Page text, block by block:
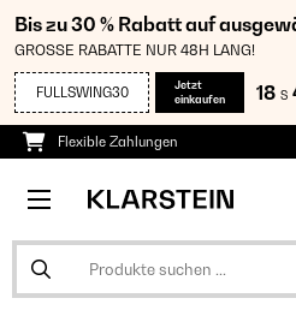
Bis zu 30 % Rabatt auf
GROSSE RABATTE NUR 48H LANG!
FULLSWING30
Jetzt
einkaufen
18 S
Flexible Zahlungen